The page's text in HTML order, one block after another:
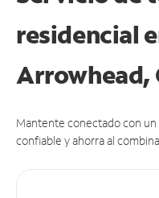
residencial
Arrowhead,
Mantente conectado con
confiable y ahorra al